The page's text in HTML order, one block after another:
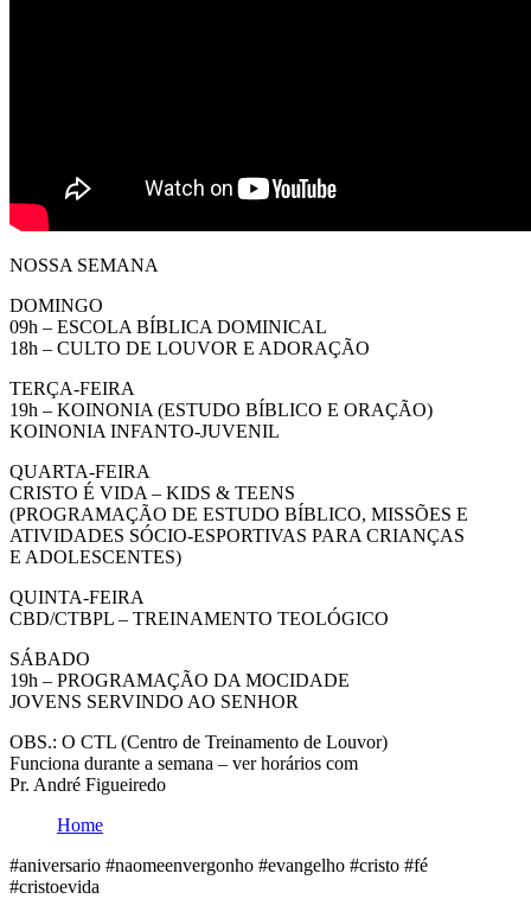
NOSSA SEMANA
DOMINGO
09h – ESCOLA BÍBLICA DOMINICAL
18h – CULTO DE LOUVOR E ADORAÇÃO
TERÇA-FEIRA
19h – KOINONIA (ESTUDO BÍBLICO E ORAÇÃO)
KOINONIA INFANTO-JUVENIL
QUARTA-FEIRA
CRISTO É VIDA – KIDS & TEENS
(PROGRAMAÇÃO DE ESTUDO BÍBLICO, MISSÕES E
ATIVIDADES SÓCIO-ESPORTIVAS PARA CRIANÇAS
E ADOLESCENTES)
QUINTA-FEIRA
CBD/CTBPL – TREINAMENTO TEOLÓGICO
SÁBADO
19h – PROGRAMAÇÃO DA MOCIDADE
JOVENS SERVINDO AO SENHOR
OBS.: O CTL (Centro de Treinamento de Louvor)
Funciona durante a semana – ver horários com
Pr. André Figueiredo
Home
#aniversario #naomeenvergonho #evangelho #cristo #fé
#cristoevida